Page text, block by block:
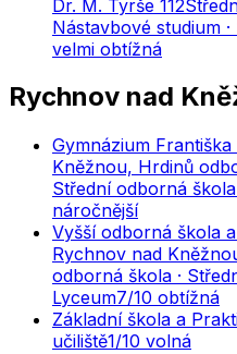
Dr. M. Tyrše 112
Nástavbové studium
velmi obtížná
Rychnov nad
Gymnázium
Kněžnou, Hrdinů
Střední odborná
náročnější
Vyšší odborná škola
Rychnov nad
odborná škola ·
Lyceum7/10 obtížná
Základní škola a
učiliště1/10 volná